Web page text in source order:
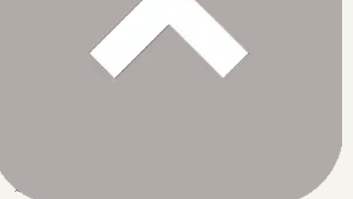
【ST-20】PROTECTOR OF LIGHT
【ST-19】童話の舞踏
【Paidy（後払い/コンビニ払い）】
お支払後の在庫確保となりますため、お早めにお支払をお願いし
なお、お支払口座は、注文確認メールに記載しております。
振込手数料はお客様負担となります。
送料：100円（税込）（全国一律）